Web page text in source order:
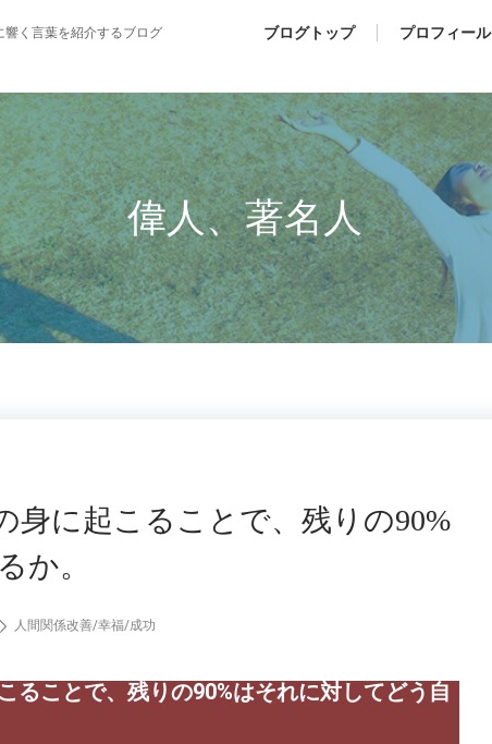
く言葉を紹介するブログ ブログトップ プロフィール
偉人、著名人
身に起こることで、残りの90%
か。
人間関係改善/幸福/成功
ることで、残りの90%はそれに対してどう自